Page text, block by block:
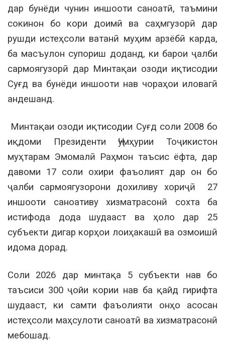
дар бунёди чунин иншооти саноатӣ, таъмини
сокинон бо кори доимӣ ва саҳмгузорӣ дар
рушди истеҳсоли ватанӣ муҳим арзёбӣ карда,
ба масъулон супориш доданд, ки барои ҷалби
сармоягузорӣ дар Минтақаи озоди иқтисодии
Суғд ва бунёди иншооти нав чораҳои иловагӣ
андешанд.
Минтақаи озоди иқтисодии Суғд соли 2008 бо
иқдоми Президенти Ҷумҳурии Тоҷикистон
муҳтарам Эмомалӣ Раҳмон таъсис ёфта, дар
давоми 17 соли охири фаъолият дар он бо
ҷалби сармоягузорони дохиливу хориҷӣ 27
иншооти саноативу хизматрасонӣ сохта ба
истифода дода шудааст ва ҳоло дар 25
субъекти дигар корҳои лоиҳакашӣ ва озмоишӣ
идома дорад.
Соли 2026 дар минтақа 5 субъекти нав бо
таъсиси 300 ҷойи кории нав ба қайд гирифта
шудааст, ки самти фаъолияти онҳо асосан
истеҳсоли маҳсулоти саноатӣ ва хизматрасонӣ
мебошад.